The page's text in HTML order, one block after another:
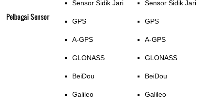
Pelbagai Sensor
Sensor Sidik Jari
GPS
A-GPS
GLONASS
BeiDou
Galileo
Sensor Sidik Jari
GPS
A-GPS
GLONASS
BeiDou
Galileo